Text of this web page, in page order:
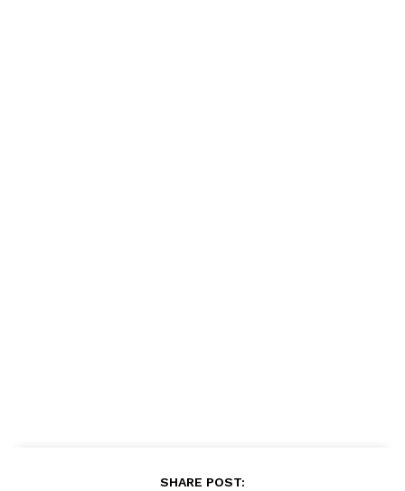
SHARE POST: